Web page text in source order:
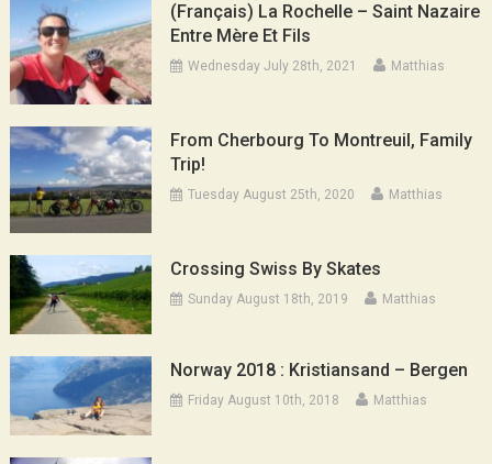
(Français) La Rochelle – Saint Nazaire
Entre Mère Et Fils
Wednesday July 28th, 2021 Matthias
From Cherbourg To Montreuil, Family
Trip!
Tuesday August 25th, 2020 Matthias
Crossing Swiss By Skates
Sunday August 18th, 2019 Matthias
Norway 2018 : Kristiansand – Bergen
Friday August 10th, 2018 Matthias